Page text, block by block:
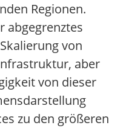
Regionen.
abgegrenztes
von
aber
von dieser
zu den größeren